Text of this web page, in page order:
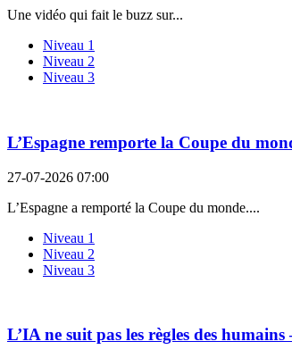
Une vidéo qui fait le buzz sur...
Niveau 1
Niveau 2
Niveau 3
L’Espagne remporte la Coupe du
27-07-2026 07:00
L’Espagne a remporté la Coupe du monde....
Niveau 1
Niveau 2
Niveau 3
L’IA ne suit pas les règles des humains